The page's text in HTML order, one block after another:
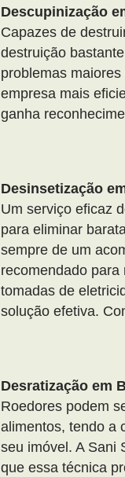
Descupinização
Capazes de
destruição
problemas
empresa mais
ganha
Desinsetização
Um serviço eficaz
para eliminar
sempre de um
recomendado
tomadas de
solução efetiva.
Desratização em
Roedores podem
alimentos, tendo a
seu imóvel. A Sani
que essa técnica